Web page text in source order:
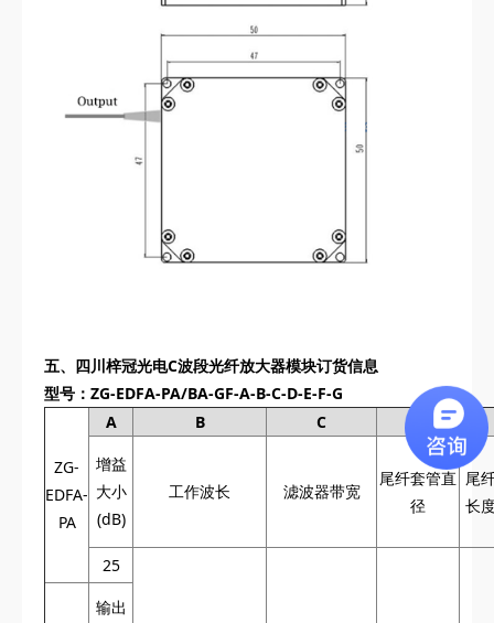
五、 四川梓冠光电C波段光纤放大器模块订货信息
型号：ZG-EDFA-PA/BA-GF-A-B-C-D-E-F-G
ZG-
EDFA-
PA
A B C
增益
大小
(dB)
工作波长 滤波器带宽
尾纤套管直
径
尾
长
25
输出